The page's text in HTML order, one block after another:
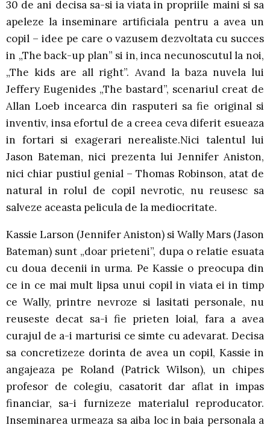
30 de ani decisa sa-si ia viata in propriile maini si sa
apeleze la inseminare artificiala pentru a avea un
copil – idee pe care o vazusem dezvoltata cu succes
in „The back-up plan” si in, inca necunoscutul la noi,
„The kids are all right”. Avand la baza nuvela lui
Jeffery Eugenides „The bastard”, scenariul creat de
Allan Loeb incearca din rasputeri sa fie original si
inventiv, insa efortul de a creea ceva diferit esueaza
in fortari si exagerari nerealiste.Nici talentul lui
Jason Bateman, nici prezenta lui Jennifer Aniston,
nici chiar pustiul genial – Thomas Robinson, atat de
natural in rolul de copil nevrotic, nu reusesc sa
salveze aceasta pelicula de la mediocritate.
Kassie Larson (Jennifer Aniston) si Wally Mars (Jason
Bateman) sunt „doar prieteni”, dupa o relatie esuata
cu doua decenii in urma. Pe Kassie o preocupa din
ce in ce mai mult lipsa unui copil in viata ei in timp
ce Wally, printre nevroze si lasitati personale, nu
reuseste decat sa-i fie prieten loial, fara a avea
curajul de a-i marturisi ce simte cu adevarat. Decisa
sa concretizeze dorinta de avea un copil, Kassie in
angajeaza pe Roland (Patrick Wilson), un chipes
profesor de colegiu, casatorit dar aflat in impas
financiar, sa-i furnizeze materialul reproducator.
Inseminarea urmeaza sa aiba loc in baia personala a